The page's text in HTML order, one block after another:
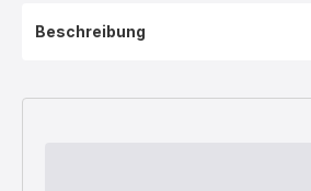
Beschreibung